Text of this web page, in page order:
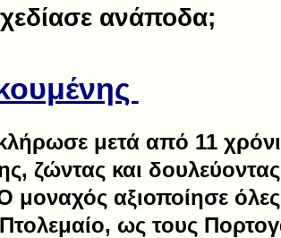
ανάποδα;
μετά από 11
ζώντας και
μοναχός αξιοποίησε όλες
ως τους